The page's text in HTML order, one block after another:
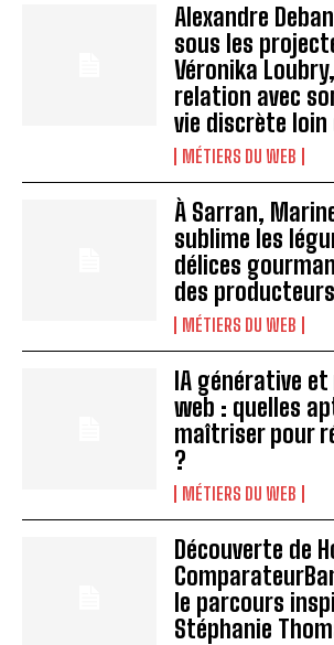
Alexandre
sous les
Véronika
relation avec
vie discrète loin
MÉTIERS DU WEB
À Sarran,
sublime les
délices
des producteurs
MÉTIERS DU WEB
IA générative
web : quelles
maîtriser pour
?
MÉTIERS DU WEB
Découverte de
le parcours
Stéphanie